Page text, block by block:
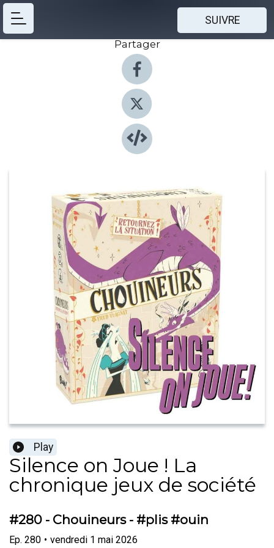
SUIVRE
Partager
Play
Silence on Joue ! La
chronique jeux de société
#280 - Chouineurs - #plis #ouin
Ep. 280 • vendredi 1 mai 2026